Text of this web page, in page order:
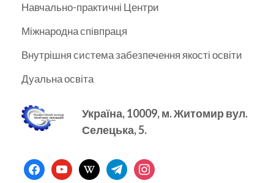
Навчально-практичні Центри
Міжнародна співпраця
Внутрішня система забезпечення якості освіти
Дуальна освіта
Україна, 10009, м.Житомир вул.
Селецька, 5.
facebookyoutubewikipediatelegraminstagram